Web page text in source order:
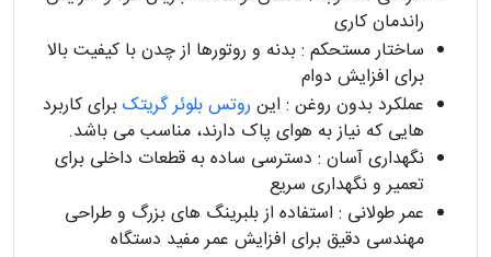
راندمان کاری
ساختار مستحکم : بدنه و روتورها از چدن با کیفیت بالا
برای افزایش دوام
عملکرد بدون روغن : این روتس بلوئر گریتکبرای کاربرد
هایی که نیاز به هوای پاک دارند، مناسب می باشد.
نگهداری آسان : دسترسی ساده به قطعات داخلی برای
تعمیر و نگهداری سریع
عمر طولانی : استفاده از بلبرینگ‌ های بزرگ و طراحی
مهندسی دقیق برای افزایش عمر مفید دستگاه